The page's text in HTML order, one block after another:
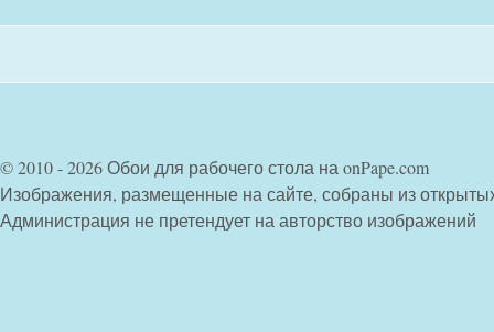
© 2010 - 2026 Обои для рабочего стола на onPape.com
Изображения, размещенные на сайте, собраны из
Администрация не претендует на авторство изображений